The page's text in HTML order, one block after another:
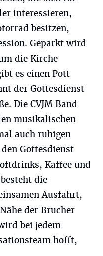
interessieren,
besitzen,
Geparkt wird
die Kirche
es einen Pott
der Gottesdienst
Die CVJM Band
musikalischen
auch ruhigen
Gottesdienst
Kaffee und
die
Ausfahrt,
der Brucher
bei jedem
hofft,